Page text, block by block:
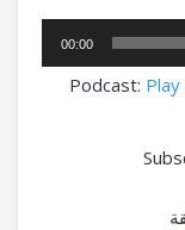
00:00
Podcast: